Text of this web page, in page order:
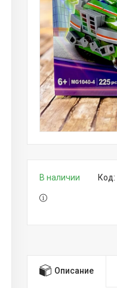
В наличии Код:
Описание